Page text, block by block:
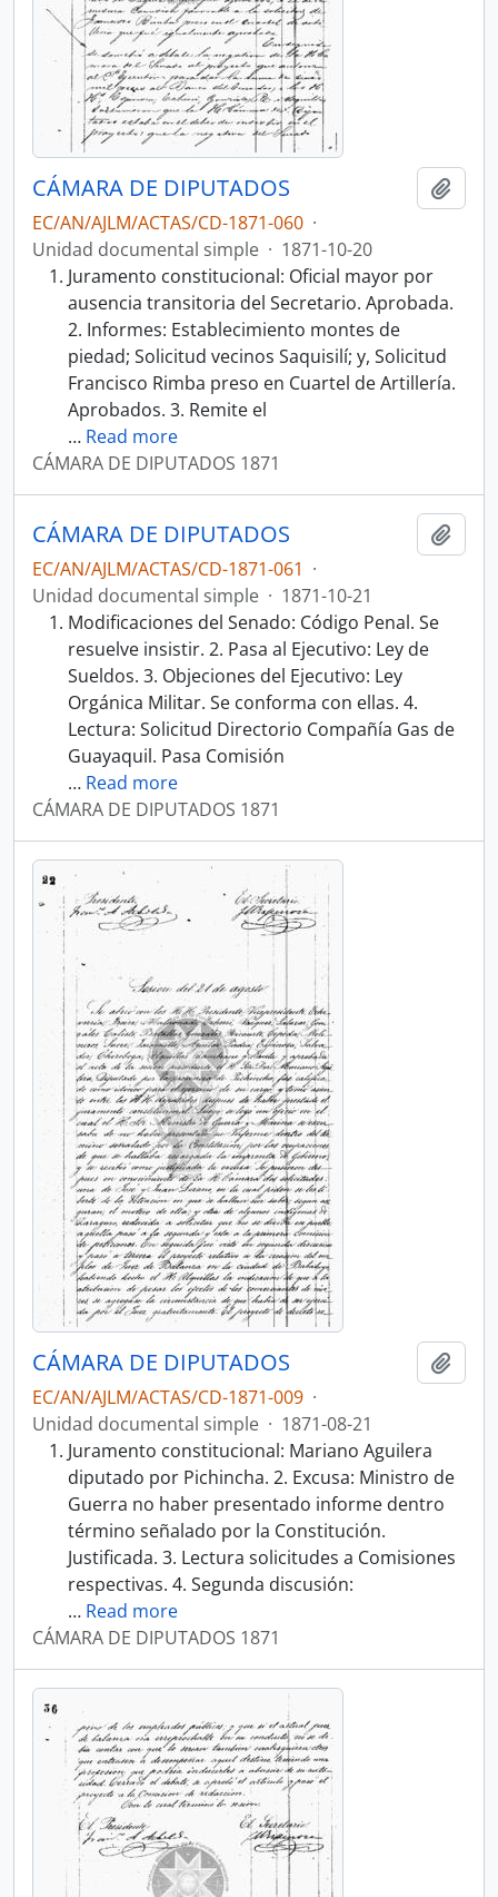
CÁMARA DE DIPUTADOS
EC/AN/AJLM/ACTAS/CD-1871-060 ·
Unidad documental simple · 1871-10-20
Juramento constitucional: Oficial mayor por
ausencia transitoria del Secretario. Aprobada.
2. Informes: Establecimiento montes de
piedad; Solicitud vecinos Saquisilí; y, Solicitud
Francisco Rimba preso en Cuartel de Artillería.
Aprobados. 3. Remite el
… Read more
CÁMARA DE DIPUTADOS 1871
CÁMARA DE DIPUTADOS
EC/AN/AJLM/ACTAS/CD-1871-061 ·
Unidad documental simple · 1871-10-21
Modificaciones del Senado: Código Penal. Se
resuelve insistir. 2. Pasa al Ejecutivo: Ley de
Sueldos. 3. Objeciones del Ejecutivo: Ley
Orgánica Militar. Se conforma con ellas. 4.
Lectura: Solicitud Directorio Compañía Gas de
Guayaquil. Pasa Comisión
… Read more
CÁMARA DE DIPUTADOS 1871
CÁMARA DE DIPUTADOS
EC/AN/AJLM/ACTAS/CD-1871-009 ·
Unidad documental simple · 1871-08-21
Juramento constitucional: Mariano Aguilera
diputado por Pichincha. 2. Excusa: Ministro de
Guerra no haber presentado informe dentro
término señalado por la Constitución.
Justificada. 3. Lectura solicitudes a Comisiones
respectivas. 4. Segunda discusión:
… Read more
CÁMARA DE DIPUTADOS 1871